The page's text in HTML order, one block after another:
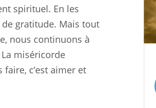
spirituel. En les
gratitude. Mais tout
nous continuons à
miséricorde
c’est aimer et